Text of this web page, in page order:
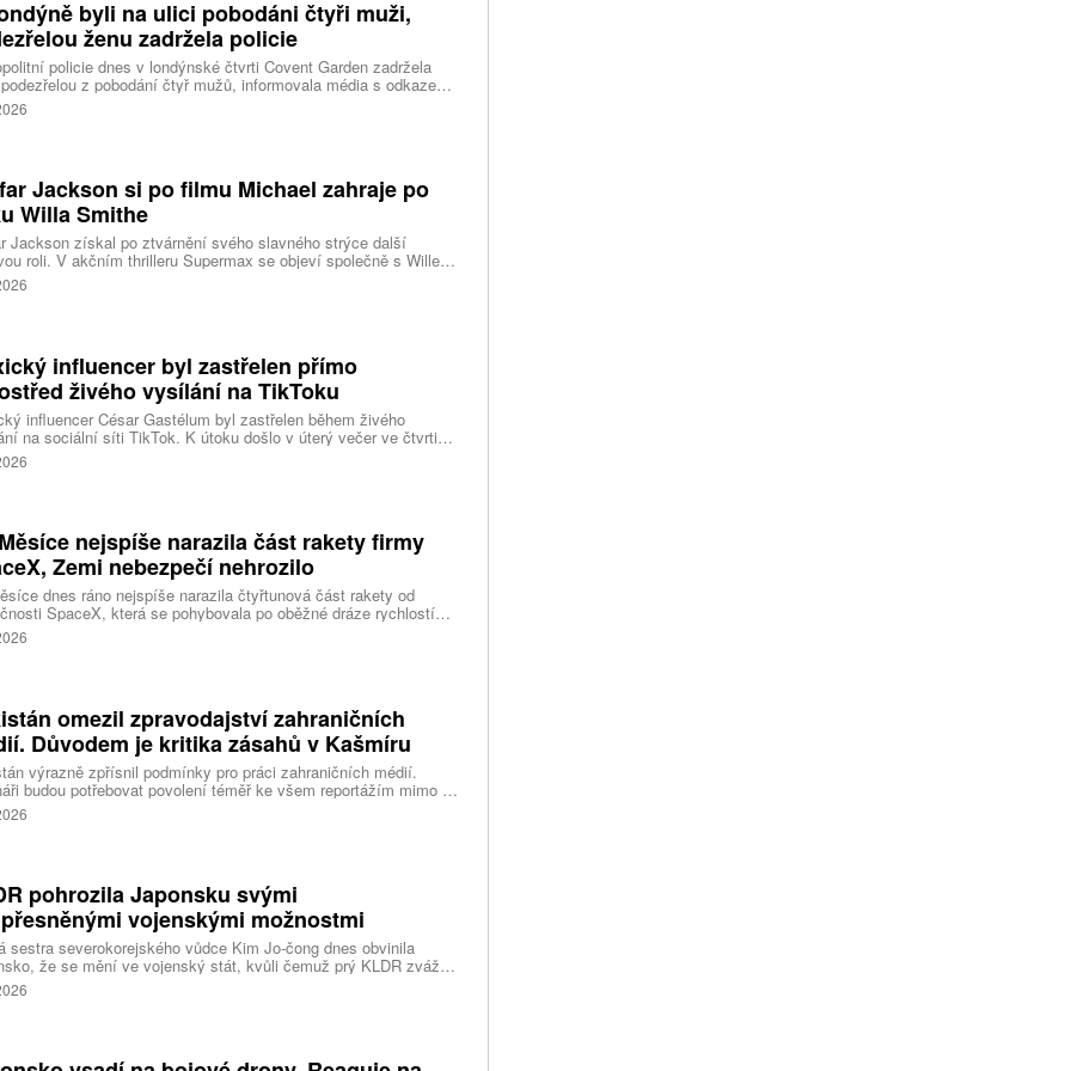
vyšetřování.
byli na ulici pobodáni čtyři muži,
ženu zadržela policie
policie dnes v londýnské čtvrti Covent Garden zadržela
z pobodání čtyř mužů, informovala média s odkazem
úřady. Mluvčí londýnské záchranné služby uvedl, že čtyři
byli ošetřeni na místě a převezeni do nedalekého
Jackson si po filmu Michael zahraje po
Willa Smithe
Jackson získal po ztvárnění svého slavného strýce další
roli. V akčním thrilleru Supermax se objeví společně s Willem
a AnnaSophií Robb. Podrobnosti o jeho postavě zatím tvůrci
influencer byl zastřelen přímo
živého vysílání na TikToku
influencer César Gastélum byl zastřelen během živého
na sociální síti TikTok. K útoku došlo v úterý večer ve čtvrti
ve městě Culiacán na severu země.
nejspíše narazila část rakety firmy
Zemi nebezpečí nehrozilo
dnes ráno nejspíše narazila čtyřtunová část rakety od
SpaceX, která se pohybovala po oběžné dráze rychlostí
2,43 kilometru za sekundu. Napsal to web stanice BBC, podle
už na Měsíci asi 3000 objektů vyrobených člověkem. Potvrzení
omezil zpravodajství zahraničních
Důvodem je kritika zásahů v Kašmíru
výrazně zpřísnil podmínky pro práci zahraničních médií.
budou potřebovat povolení téměř ke všem reportážím mimo tři
města. Nová pravidla přicházejí po kritice postupu úřadů vůči
v Pákistánem spravovaném Kašmíru.
pohrozila Japonsku svými
vojenskými možnostmi
sestra severokorejského vůdce Kim Jo-čong dnes obvinila
že se mění ve vojenský stát, kvůli čemuž prý KLDR zváží
vojenské možnosti. Odsoudila také Spojené státy za to,
umožňují pokračovat ve zbrojení, napsaly agentury AFP